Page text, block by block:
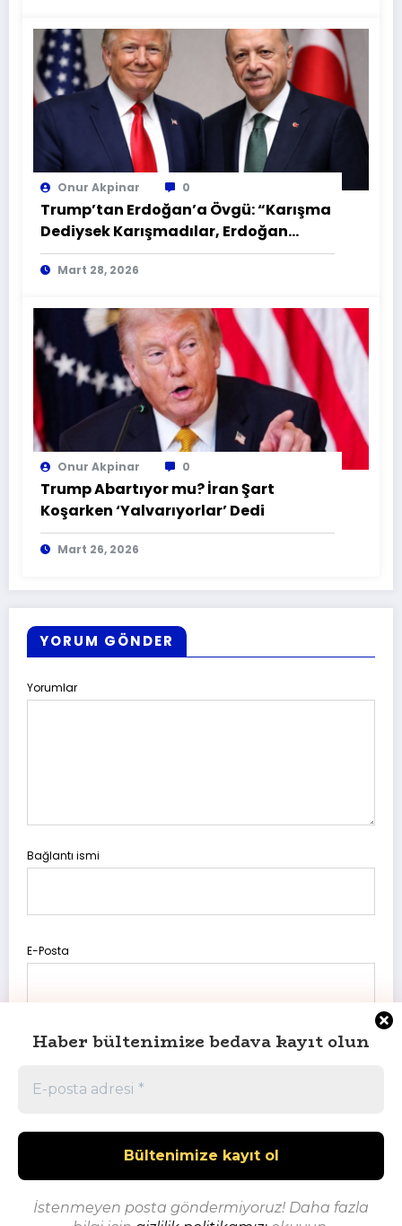
Haber bültenimize bedava kayıt olun
İstenmeyen posta göndermiyoruz! Daha fazla
Onur Akpinar 0
Trump’tan Erdoğan’a Övgü: “Karışma
Dediysek Karışmadılar, Erdoğan
Şahane Bir Lider!
Mart 28, 2026
Onur Akpinar 0
Trump Abartıyor mu? İran Şart
Koşarken ‘Yalvarıyorlar’ Dedi
Mart 26, 2026
YORUM GÖNDER
Yorumlar
Bağlantı ismi
E-Posta